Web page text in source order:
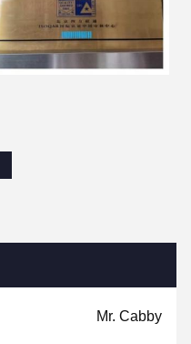
Mr. Cabby